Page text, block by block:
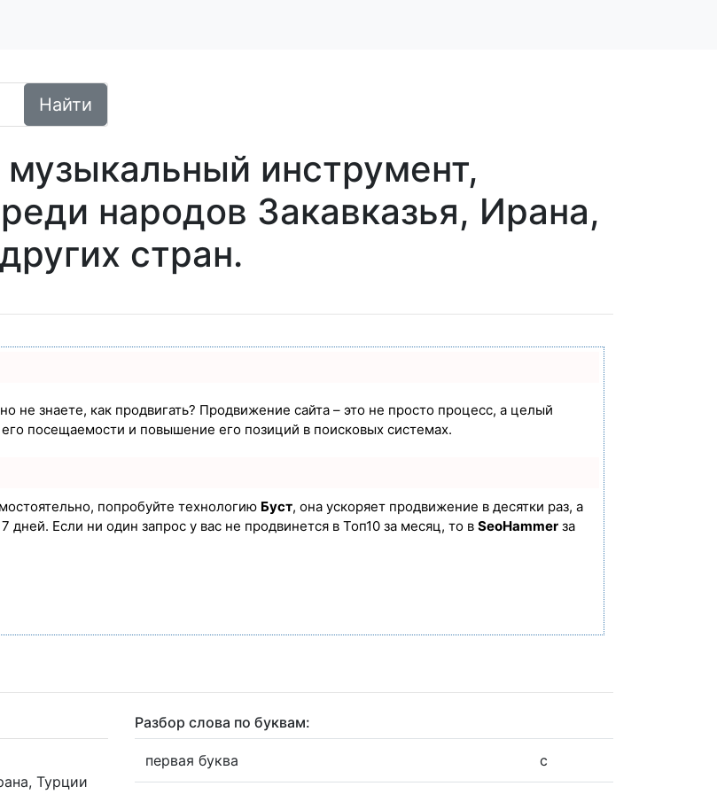
Найти
инструмент,
народов Закавказья, Ирана,
стран.
не знаете, как продвигать? Продвижение сайта – это не просто процесс, а целый
посещаемости и повышение его позиций в поисковых системах.
попробуйте технологию Буст, она ускоряет продвижение в десятки раз, а
Если ни один запрос у вас не продвинется в Топ10 за месяц, то в SeoHammer за
Турции
Разбор слова по буквам:
первая буква с